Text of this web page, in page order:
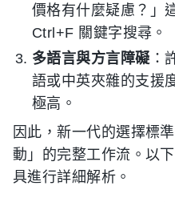
價格有什麼疑慮？」
Ctrl+F 關鍵字搜尋。
多語言與方言障礙：
語或中英夾雜的支援
極高。
因此，新一代的選擇標
動」的完整工作流。以
具進行詳細解析。